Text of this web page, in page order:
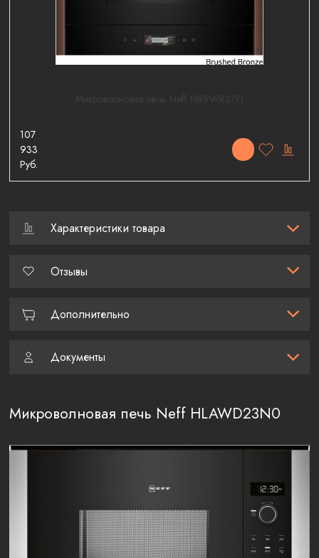
107
933
Руб.
Характеристики товара
Отзывы
Дополнительно
Документы
Микроволновая печь Neff HLAWD23N0